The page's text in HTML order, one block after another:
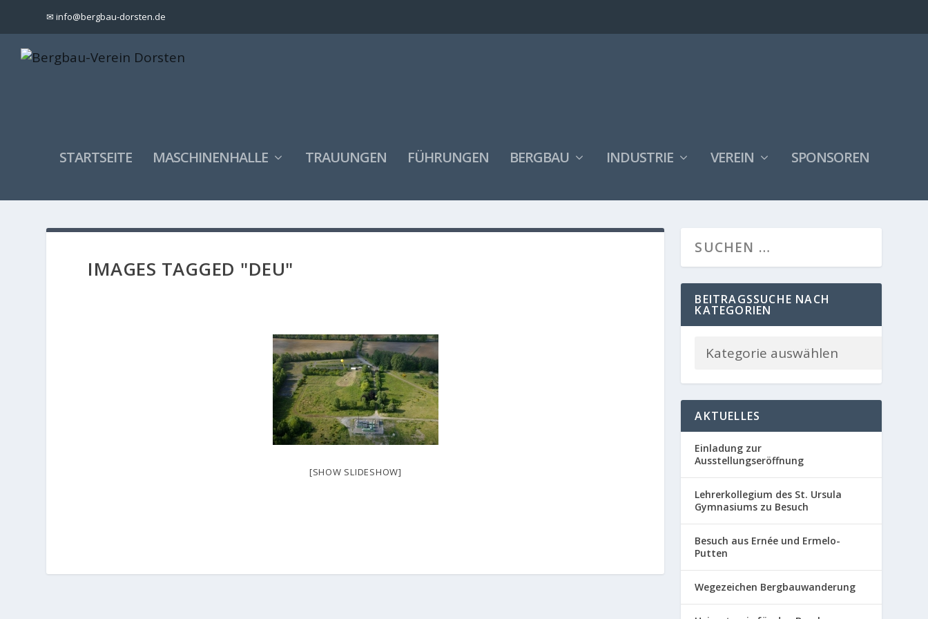
✉ info@bergbau-dorsten.de
STARTSEITE MASCHINENHALLE TRAUUNGEN FÜHRUNGEN BERGBAU INDUSTRIE VEREIN SPONSOREN
IMAGES TAGGED "DEU"
[SHOW SLIDESHOW]
BEITRAGSSUCHE NACH
KATEGORIEN
AKTUELLES
Einladung zur
Ausstellungseröffnung
Lehrerkollegium des St. Ursula
Gymnasiums zu Besuch
Besuch aus Ernée und Ermelo-
Putten
Wegezeichen Bergbauwanderung